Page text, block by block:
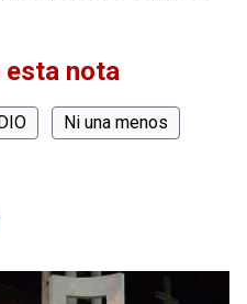
esta nota
Ni una menos